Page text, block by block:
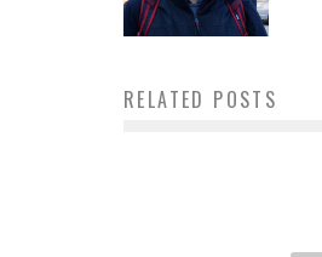
RELATED POSTS